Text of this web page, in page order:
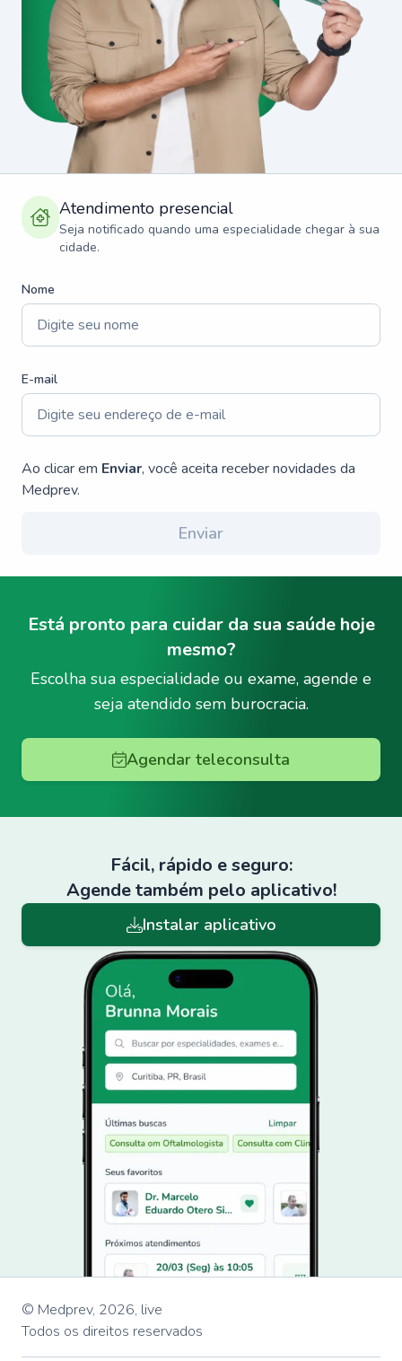
Atendimento presencial
Seja notificado quando uma especialidade chegar à sua
cidade.
Nome
E-mail
Ao clicar em Enviar, você aceita receber novidades da
Medprev.
Enviar
Está pronto para cuidar da sua saúde hoje
mesmo?
Escolha sua especialidade ou exame, agende e
seja atendido sem burocracia.
Agendar teleconsulta
Fácil, rápido e seguro:
Agende também pelo aplicativo!
Instalar aplicativo
© Medprev, 2026, live
Todos os direitos reservados